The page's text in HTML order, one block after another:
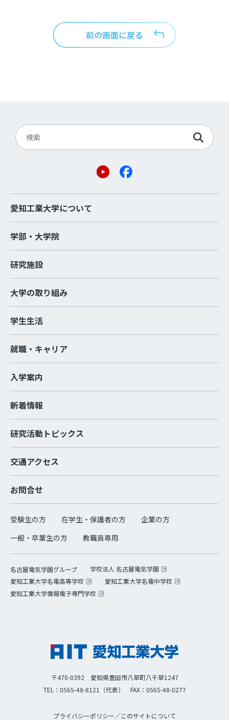
前の画面に戻る
愛知工業大学について
学部・大学院
研究施設
大学の取り組み
学生生活
就職・キャリア
入学案内
新着情報
研究活動トピックス
交通アクセス
お問合せ
受験生の方 在学生・保護者の方
企業の方
一般・卒業生の方
教職員専用
名古屋電気学園グループ
学校法人 名古屋電気学園
愛知工業大学名電高等学校
愛知工業大学名電中学校
愛知工業大学情報電子専門学校
〒470-0392 愛知県豊田市八草町八千草1247
TEL：0565-48-8121（代表）
FAX：0565-48-0277
プライバシーポリシー／このサイトについて